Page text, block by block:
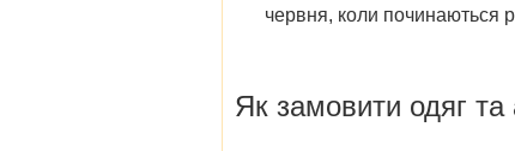
червня, коли починаються
Як замовити одяг та